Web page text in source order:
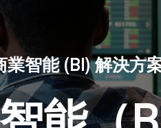
智能 (BI) 解決方